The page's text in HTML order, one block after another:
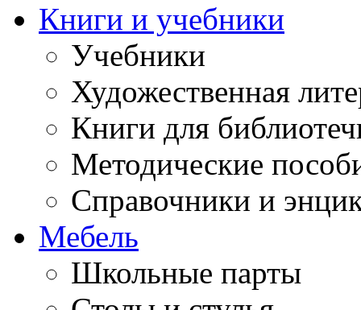
Книги и учебники
Учебники
Художественная
Книги для
Методические
Справочники и
Мебель
Школьные парты